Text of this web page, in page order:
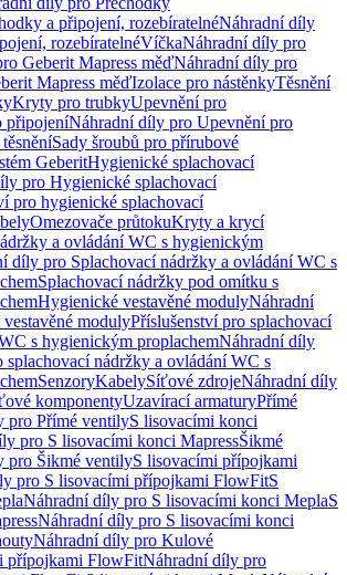
a připojení, rozebíratelnéNáhradní díly
rozebíratelnéVíčkaNáhradní díly pro
Geberit Mapress měďNáhradní díly pro
Mapress měďIzolace pro nástěnkyTěsnění
Kryty pro trubkyUpevnění pro
připojeníNáhradní díly pro Upevnění pro
Sady šroubů pro přírubové
GeberitHygienické splachovací
pro Hygienické splachovací
pro hygienické splachovací
Omezovače průtokuKryty a krycí
a ovládání WC s hygienickým
díly pro Splachovací nádržky a ovládání WC s
Splachovací nádržky pod omítku s
Hygienické vestavěné modulyNáhradní
modulyPříslušenství pro splachovací
s hygienickým proplachemNáhradní díly
splachovací nádržky a ovládání WC s
SenzoryKabelySíťové zdrojeNáhradní díly
komponentyUzavírací armaturyPřímé
pro Přímé ventilyS lisovacími konci
pro S lisovacími konci MapressŠikmé
pro Šikmé ventilyS lisovacími přípojkami
pro S lisovacími přípojkami FlowFitS
Náhradní díly pro S lisovacími konci MeplaS
Náhradní díly pro S lisovacími konci
Náhradní díly pro Kulové
přípojkami FlowFitNáhradní díly pro